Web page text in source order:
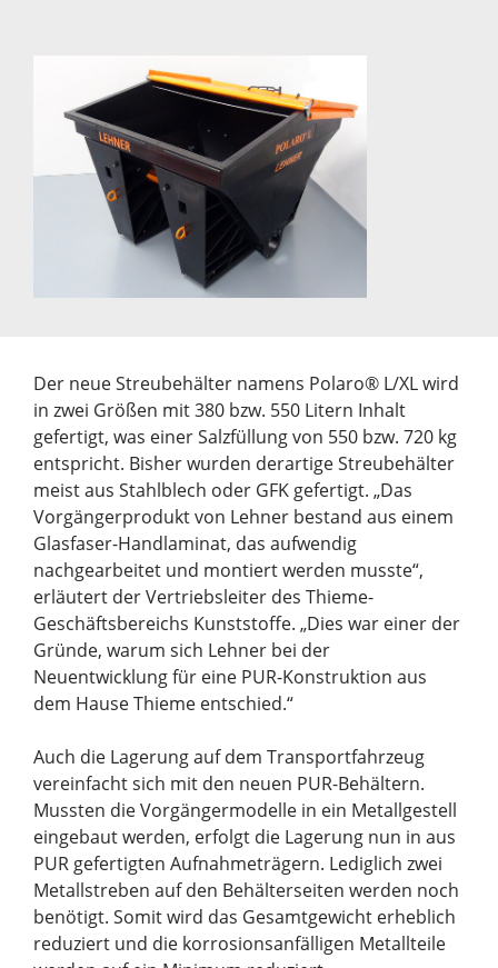
Der neue Streubehälter namens Polaro® L/XL wird
in zwei Größen mit 380 bzw. 550 Litern Inhalt
gefertigt, was einer Salzfüllung von 550 bzw. 720 kg
entspricht. Bisher wurden derartige Streubehälter
meist aus Stahlblech oder GFK gefertigt. „Das
Vorgängerprodukt von Lehner bestand aus einem
Glasfaser-Handlaminat, das aufwendig
nachgearbeitet und montiert werden musste“,
erläutert der Vertriebsleiter des Thieme-
Geschäftsbereichs Kunststoffe. „Dies war einer der
Gründe, warum sich Lehner bei der
Neuentwicklung für eine PUR-Konstruktion aus
dem Hause Thieme entschied.“
Auch die Lagerung auf dem Transportfahrzeug
vereinfacht sich mit den neuen PUR-Behältern.
Mussten die Vorgängermodelle in ein Metallgestell
eingebaut werden, erfolgt die Lagerung nun in aus
PUR gefertigten Aufnahmeträgern. Lediglich zwei
Metallstreben auf den Behälterseiten werden noch
benötigt. Somit wird das Gesamtgewicht erheblich
reduziert und die korrosionsanfälligen Metallteile